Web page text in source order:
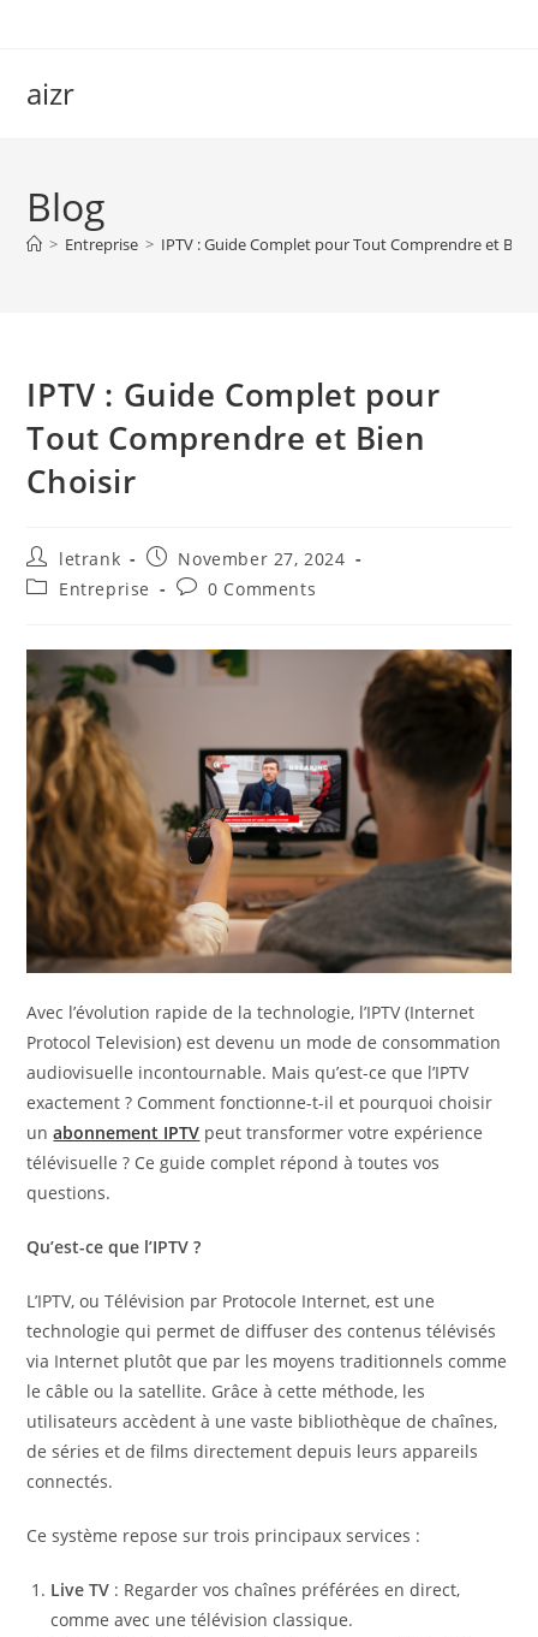
aizr
Blog
> Entreprise > IPTV : Guide Complet pour Tout Comprendre et
IPTV : Guide Complet pour
Tout Comprendre et Bien
Choisir
Post
author:
letrank
Post
published:
November 27, 2024
PostEntreprise
Post0 Comments
Avec l’évolution rapide de la technologie, l’IPTV (Internet
Protocol Television) est devenu un mode de consommation
audiovisuelle incontournable. Mais qu’est-ce que l’IPTV
exactement ? Comment fonctionne-t-il et pourquoi choisir
unabonnement IPTV peut transformer votre expérience
télévisuelle ? Ce guide complet répond à toutes vos
questions.
Qu’est-ce que l’IPTV ?
L’IPTV, ou Télévision par Protocole Internet, est une
technologie qui permet de diffuser des contenus télévisés
via Internet plutôt que par les moyens traditionnels comme
le câble ou la satellite. Grâce à cette méthode, les
utilisateurs accèdent à une vaste bibliothèque de chaînes,
de séries et de films directement depuis leurs appareils
connectés.
Ce système repose sur trois principaux services :
Live TV : Regarder vos chaînes préférées en direct,
comme avec une télévision classique.